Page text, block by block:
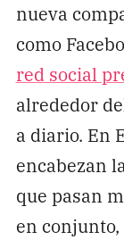
RECIBE
SÍGUENOS
nueva
como
red social
alrededor
a diario. En
encabezan
que pasan
en